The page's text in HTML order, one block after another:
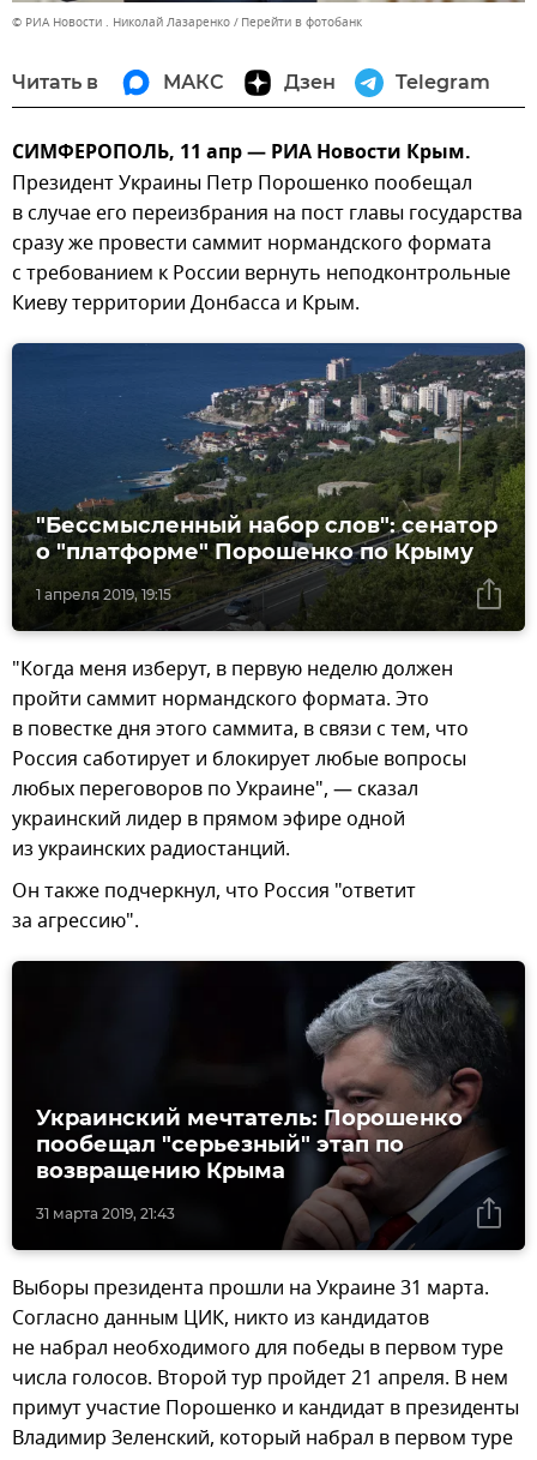
© РИА Новости . Николай Лазаренко Перейти в фотобанк
Читать в МАКС Дзен Telegram
СИМФЕРОПОЛЬ, 11 апр — РИА Новости Крым.
Президент Украины Петр Порошенко пообещал
в случае его переизбрания на пост главы государства
сразу же провести саммит нормандского формата
с требованием к России вернуть неподконтрольные
Киеву территории Донбасса и Крым.
1 апреля 2019, 19:15
"Бессмысленный набор слов": сенатор
о "платформе" Порошенко по Крыму
"Когда меня изберут, в первую неделю должен
пройти саммит нормандского формата. Это
в повестке дня этого саммита, в связи с тем, что
Россия саботирует и блокирует любые вопросы
любых переговоров по Украине", — сказал
украинский лидер в прямом эфире одной
из украинских радиостанций.
Он также подчеркнул, что Россия "ответит
за агрессию".
31 марта 2019, 21:43
Украинский мечтатель: Порошенко
пообещал "серьезный" этап по
возвращению Крыма
Выборы президента прошли на Украине 31 марта.
Согласно данным ЦИК, никто из кандидатов
не набрал необходимого для победы в первом туре
числа голосов. Второй тур пройдет 21 апреля. В нем
примут участие Порошенко и кандидат в президенты
Владимир Зеленский, который набрал в первом туре